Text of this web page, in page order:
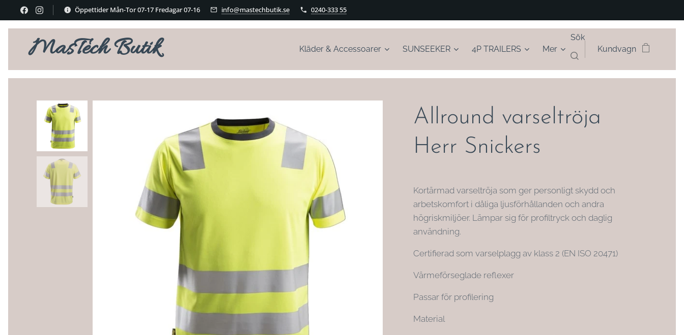
Öppettider Mån-Tor 07-17 Fredagar 07-16 info@mastechbutik.se 0240-333 55
MasTech Butik Kläder & Accessoarer SUNSEEKER 4P TRAILERS Mer
Sök
Kundvagn
Allround varseltröja
Herr Snickers
Kortärmad varseltröja som ger personligt skydd och
arbetskomfort i dåliga ljusförhållanden och andra
högriskmiljöer. Lämpar sig för profiltryck och daglig
användning.
Certifierad som varselplagg av klass 2 (EN ISO 20471)
Värmeförseglade reflexer
Passar för profilering
Material